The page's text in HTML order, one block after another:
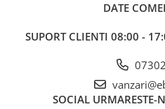
Instrumente de tăiere diferite
Lame de ferastrau cu varf din
carbura
Lame de ferăstrău cu acoperire
Panze de taiere cu banda
DATE
SUPORT CLIENTI 08:00 -
SOCIAL URMARESTE-